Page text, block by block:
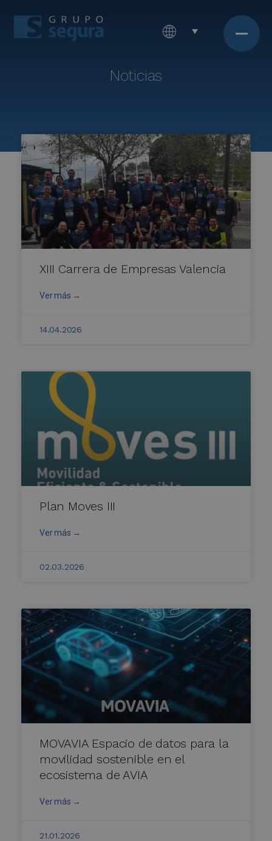
Noticias
XIII Carrera de Empresas Valencia
Ver más →
14.04.2026
Plan Moves III
Ver más →
02.03.2026
MOVAVIA Espacio de datos para la
movilidad sostenible en el
ecosistema de AVIA
Ver más →
21.01.2026